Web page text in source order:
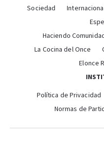
Sociedad
Haciendo
La Cocina del Once
Elonce
Política de Privacidad
Normas de